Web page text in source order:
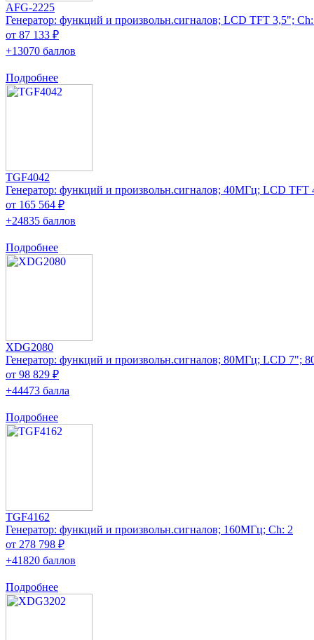
AFG-2225
Генератор: функций и произвольн.сигналов; LCD TFT 3,5";
от 87 133 ₽
+13070 баллов
Подробнее
TGF4042
Генератор: функций и произвольн.сигналов; 40МГц; LCD TFT
от 165 564 ₽
+24835 баллов
Подробнее
XDG2080
Генератор: функций и произвольн.сигналов; 80МГц; LCD 7";
от 98 829 ₽
+44473 балла
Подробнее
TGF4162
Генератор: функций и произвольн.сигналов; 160МГц; Ch: 2
от 278 798 ₽
+41820 баллов
Подробнее